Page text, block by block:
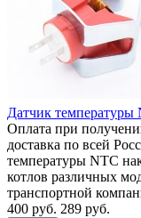
Датчик
Оплата при
доставка по всей
температуры NTC
котлов различных
транспортной
400 руб. 289 руб.